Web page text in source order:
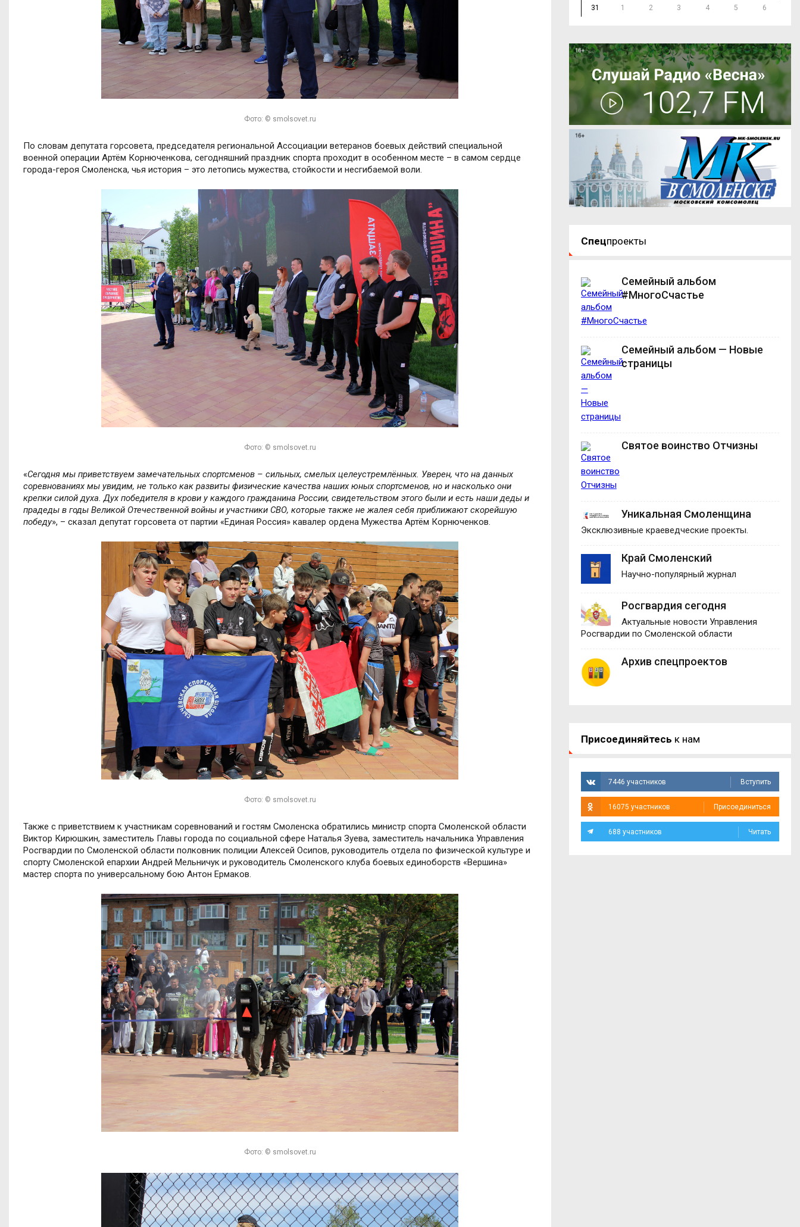
Фото: © smolsovet.ru
По словам депутата горсовета, председателя региональной Ассоциации ветеранов боевых действий специальной
военной операции Артём Корнюченкова, сегодняшний праздник спорта проходит в особенном месте – в самом сердце
города-героя Смоленска, чья история – это летопись мужества, стойкости и несгибаемой воли.
Фото: © smolsovet.ru
«Сегодня мы приветствуем замечательных спортсменов – сильных, смелых целеустремлённых. Уверен, что на данных
соревнованиях мы увидим, не только как развиты физические качества наших юных спортсменов, но и насколько они
крепки силой духа. Дух победителя в крови у каждого гражданина России, свидетельством этого были и есть наши деды и
прадеды в годы Великой Отечественной войны и участники СВО, которые также не жалея себя приближают скорейшую
победу», – сказал депутат горсовета от партии «Единая Россия» кавалер ордена Мужества Артём Корнюченков.
Фото: © smolsovet.ru
Также с приветствием к участникам соревнований и гостям Смоленска обратились министр спорта Смоленской области
Виктор Кирюшкин, заместитель Главы города по социальной сфере Наталья Зуева, заместитель начальника Управления
Росгвардии по Смоленской области полковник полиции Алексей Осипов, руководитель отдела по физической культуре и
спорту Смоленской епархии Андрей Мельничук и руководитель Смоленского клуба боевых единоборств «Вершина»
мастер спорта по универсальному бою Антон Ермаков.
Фото: © smolsovet.ru
31 1 2 3 4 5 6
Спецпроекты
Семейный альбом
#МногоСчастье
Семейный альбом — Новые
страницы
Святое воинство Отчизны
Уникальная Смоленщина
Эксклюзивные краеведческие проекты.
Край Смоленский
Научно-популярный журнал
Росгвардия сегодня
Актуальные новости Управления
Росгвардии по Смоленской области
Архив спецпроектов
Присоединяйтесь к нам
7446 участников Вступить
16075 участников Присоединиться
688 участников Читать